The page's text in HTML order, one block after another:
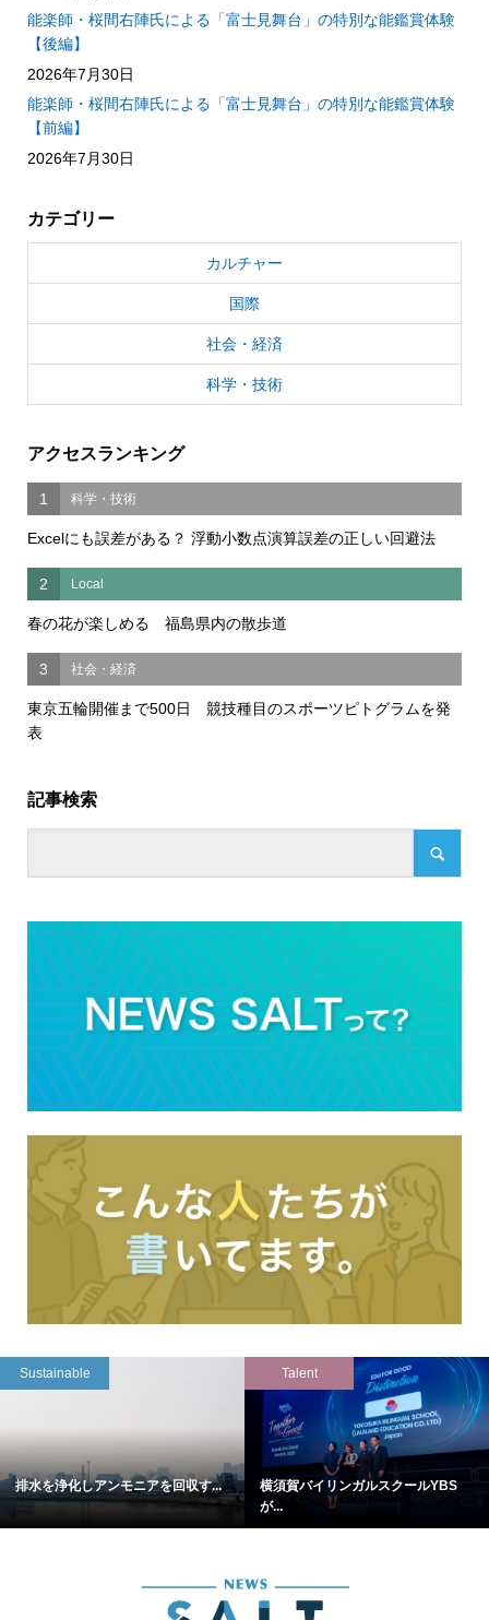
能楽師・桜間右陣氏による「富士見舞台」の特別な能鑑賞体験
【後編】
2026年7月30日
能楽師・桜間右陣氏による「富士見舞台」の特別な能鑑賞体験
【前編】
2026年7月30日
カテゴリー
カルチャー
国際
社会・経済
科学・技術
アクセスランキング
1 科学・技術
Excelにも誤差がある？ 浮動小数点演算誤差の正しい回避法
2 Local
春の花が楽しめる 福島県内の散歩道
3 社会・経済
東京五輪開催まで500日 競技種目のスポーツピトグラムを発
表
記事検索
Sustainable
排水を浄化しアンモニアを回収す...
Talent
横須賀バイリンガルスクールYBS
が...